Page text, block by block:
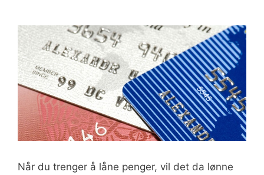
Når du trenger å låne penger, vil det da lønne